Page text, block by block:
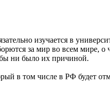
изучается в
за мир во всем мире,
ни было их причиной.
в том числе в РФ будет